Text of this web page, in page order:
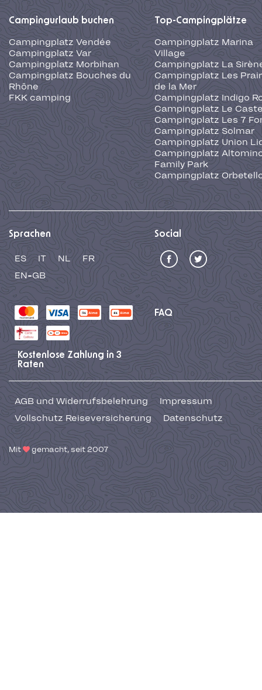
Campingurlaub buchen
Campingplatz Vendée
Campingplatz Var
Campingplatz Morbihan
Campingplatz Bouches du
Rhône
FKK camping
Top-Campingplätze
Campingplatz Marina
Village
Campingplatz La
Campingplatz Les
de la Mer
Campingplatz Indigo
Campingplatz Le
Campingplatz Les 7
Campingplatz Solmar
Campingplatz Union
Campingplatz
Family Park
Campingplatz
Sprachen
ES IT NL
FR
EN-GB
Social
FAQ
Kostenlose Zahlung in 3
Raten
AGB und Widerrufsbelehrung
Impressum
Vollschutz Reiseversicherung
Datenschutz
Mit gemacht, seit 2007